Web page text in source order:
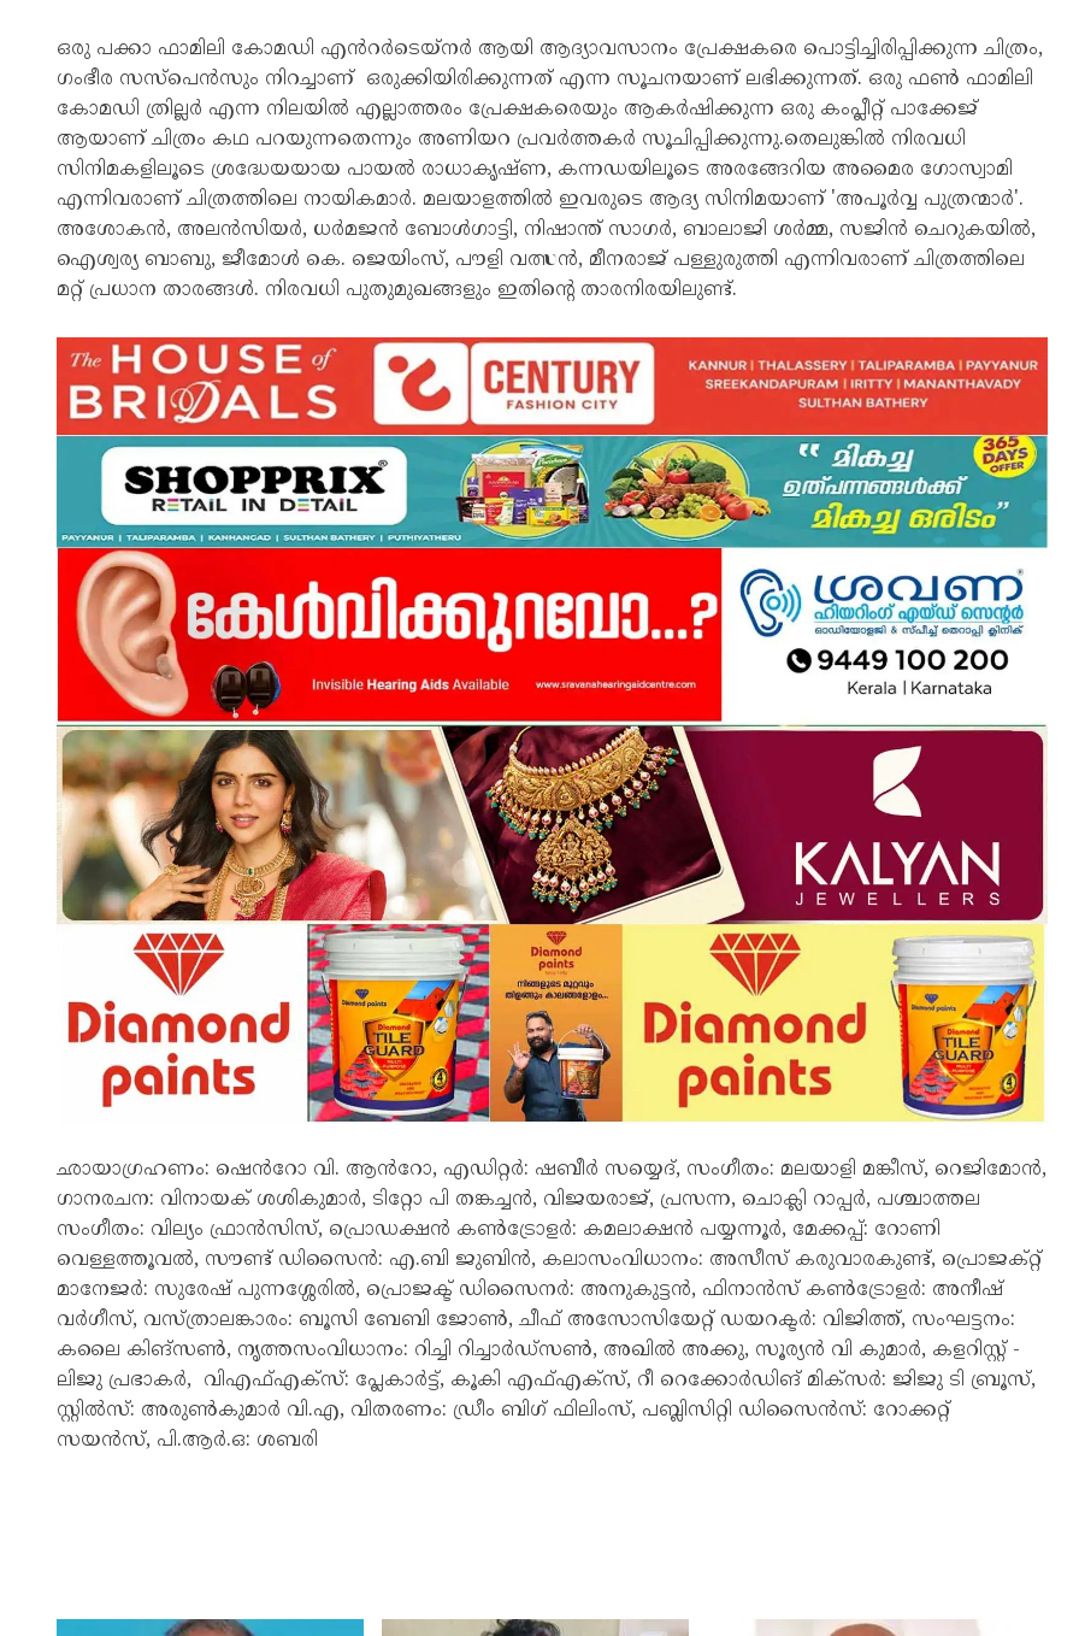
ഒരു പക്കാ ഫാമിലി കോമഡി എൻറർടെയ്നർ ആയി ആദ്യാവസാനം പ്രേക്ഷകരെ പൊട്ടിച്ചിരിപ്പിക്കുന്ന ചിത്രം,
ഗംഭീര സസ്പെൻസും നിറച്ചാണ് ഒരുക്കിയിരിക്കുന്നത് എന്ന സൂചനയാണ് ലഭിക്കുന്നത്. ഒരു ഫൺ ഫാമിലി
കോമഡി ത്രില്ലർ എന്ന നിലയിൽ എല്ലാത്തരം പ്രേക്ഷകരെയും ആകർഷിക്കുന്ന ഒരു കംപ്ലീറ്റ് പാക്കേജ്
ആയാണ് ചിത്രം കഥ പറയുന്നതെന്നും അണിയറ പ്രവർത്തകർ സൂചിപ്പിക്കുന്നു.തെലുങ്കിൽ നിരവധി
സിനിമകളിലൂടെ ശ്രദ്ധേയയായ പായൽ രാധാകൃഷ്ണ, കന്നഡയിലൂടെ അരങ്ങേറിയ അമൈര ഗോസ്വാമി
എന്നിവരാണ് ചിത്രത്തിലെ നായികമാർ. മലയാളത്തിൽ ഇവരുടെ ആദ്യ സിനിമയാണ് 'അപൂർവ്വ പുത്രന്മാർ'.
അശോകൻ, അലൻസിയർ, ധർമജൻ ബോൾഗാട്ടി, നിഷാന്ത് സാഗർ, ബാലാജി ശർമ്മ, സജിൻ ചെറുകയിൽ,
ഐശ്വര്യ ബാബു, ജീമോൾ കെ. ജെയിംസ്, പൗളി വത്സൻ, മീനരാജ് പള്ളുരുത്തി എന്നിവരാണ് ചിത്രത്തിലെ
മറ്റ് പ്രധാന താരങ്ങൾ. നിരവധി പുതുമുഖങ്ങളും ഇതിൻ്റെ താരനിരയിലുണ്ട്.
ഛായാഗ്രഹണം: ഷെൻറോ വി. ആൻറോ, എഡിറ്റർ: ഷബീർ സയ്യെദ്, സംഗീതം: മലയാളി മങ്കീസ്, റെജിമോൻ,
ഗാനരചന: വിനായക് ശശികുമാർ, ടിറ്റോ പി തങ്കച്ചൻ, വിജയരാജ്, പ്രസന്ന, ചൊക്ലി റാപ്പർ, പശ്ചാത്തല
സംഗീതം: വില്യം ഫ്രാൻസിസ്, പ്രൊഡക്ഷൻ കൺട്രോളർ: കമലാക്ഷൻ പയ്യന്നൂർ, മേക്കപ്പ്: റോണി
വെള്ളത്തൂവൽ, സൗണ്ട് ഡിസൈൻ: എ.ബി ജുബിൻ, കലാസംവിധാനം: അസീസ് കരുവാരകുണ്ട്, പ്രൊജക്റ്റ്
മാനേജർ: സുരേഷ് പുന്നശ്ശേരിൽ, പ്രൊജക്ട് ഡിസൈനർ: അനുകുട്ടൻ, ഫിനാൻസ് കൺട്രോളർ: അനീഷ്
വർഗീസ്, വസ്ത്രാലങ്കാരം: ബൂസി ബേബി ജോൺ, ചീഫ് അസോസിയേറ്റ് ഡയറക്ടർ: വിജിത്ത്, സംഘട്ടനം:
കലൈ കിങ്‌സൺ, നൃത്തസംവിധാനം: റിച്ചി റിച്ചാർഡ്സൺ, അഖിൽ അക്കു, സൂര്യൻ വി കുമാർ, കളറിസ്റ്റ് -
ലിജു പ്രഭാകർ, വിഎഫ്എക്സ്: പ്ലേകാർട്ട്, കൂകി എഫ്എക്സ്, റീ റെക്കോർഡിങ് മിക്സർ: ജിജു ടി ബ്രൂസ്,
സ്റ്റിൽസ്: അരുൺകുമാർ വി.എ, വിതരണം: ഡ്രീം ബിഗ് ഫിലിംസ്, പബ്ലിസിറ്റി ഡിസൈൻസ്: റോക്കറ്റ്
സയൻസ്, പി.ആർ.ഒ: ശബരി